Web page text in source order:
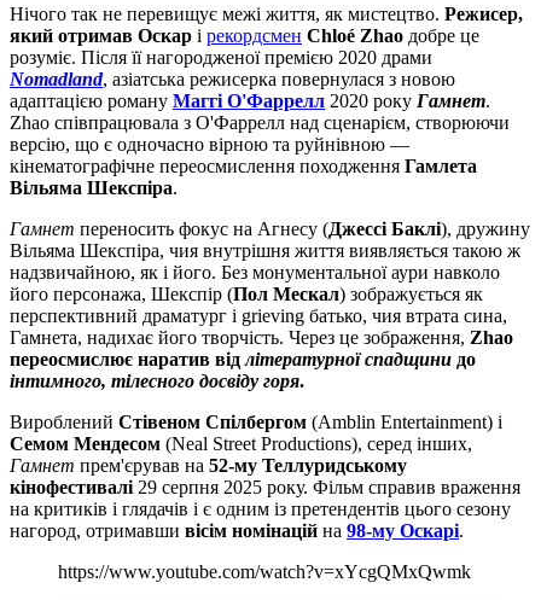
Нічого так не перевищує межі життя, як мистецтво. Режисер,
який отримав Оскар і рекордсмен Chloé Zhao добре це
розуміє. Після її нагородженої премією 2020 драми
Nomadland, азіатська режисерка повернулася з новою
адаптацією роману Маггі О'Фаррелл 2020 року Гамнет.
Zhao співпрацювала з О'Фаррелл над сценарієм, створюючи
версію, що є одночасно вірною та руйнівною —
кінематографічне переосмислення походження Гамлета
Вільяма Шекспіра.
Гамнет переносить фокус на Агнесу (Джессі Баклі), дружину
Вільяма Шекспіра, чия внутрішня життя виявляється такою ж
надзвичайною, як і його. Без монументальної аури навколо
його персонажа, Шекспір (Пол Мескал) зображується як
перспективний драматург і grieving батько, чия втрата сина,
Гамнета, надихає його творчість. Через це зображення, Zhao
переосмислює наратив відлітературної спадщини до
інтимного, тілесного досвіду горя.
Вироблений Стівеном Спілбергом (Amblin Entertainment) і
Семом Мендесом (Neal Street Productions), серед інших,
Гамнет прем'єрував на 52-му Теллуридському
кінофестивалі 29 серпня 2025 року. Фільм справив враження
на критиків і глядачів і є одним із претендентів цього сезону
нагород, отримавши вісім номінацій на 98-му Оскарі.
https://www.youtube.com/watch?v=xYcgQMxQwmk